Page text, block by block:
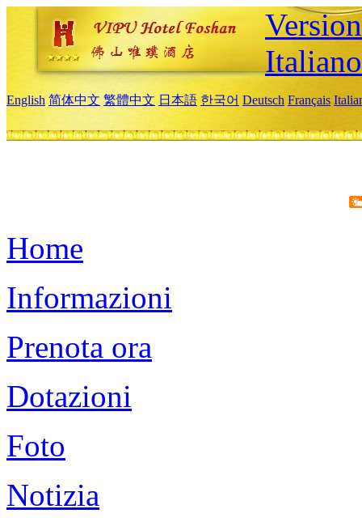
Italiano
English 简体中文 繁體中文 日本語 한국어 Deutsch Français
Home
Informazioni
Prenota ora
Dotazioni
Foto
Notizia